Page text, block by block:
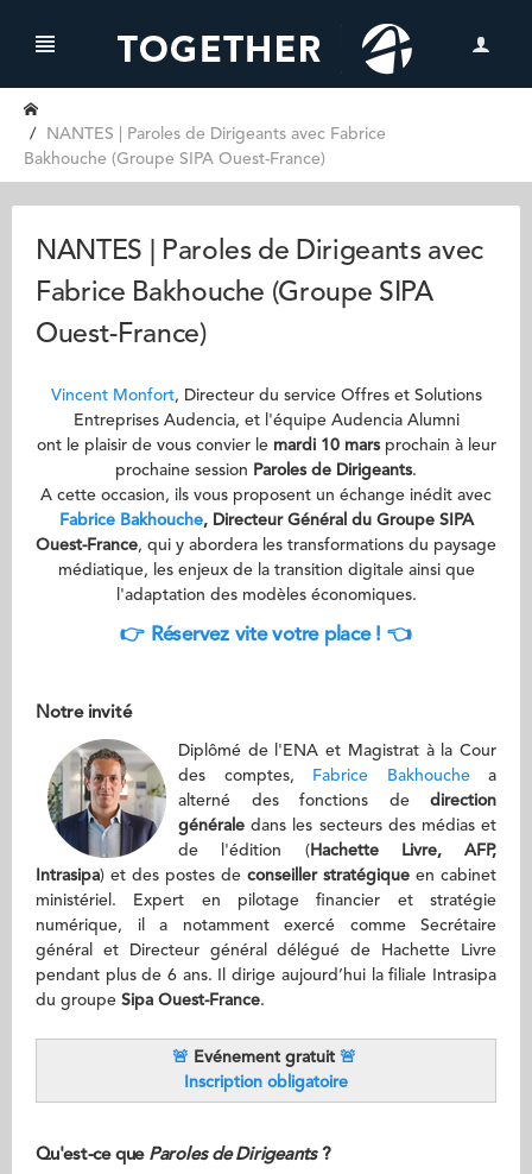
NANTES | Paroles de Dirigeants avec Fabrice
Bakhouche (Groupe SIPA Ouest-France)
NANTES | Paroles de Dirigeants avec
Fabrice Bakhouche (Groupe SIPA
Ouest-France)
Vincent Monfort, Directeur du service Offres et Solutions
Entreprises Audencia, et l'équipe Audencia Alumni
ont le plaisir de vous convier le mardi 10 marsprochain à leur
prochaine session Paroles de Dirigeants.
A cette occasion, ils vous proposent un échange inédit avec
Fabrice Bakhouche, Directeur Général du Groupe SIPA
Ouest-France, qui y abordera les transformations du paysage
médiatique, les enjeux de la transition digitale ainsi que
l'adaptation des modèles économiques.
👉 Réservez vite votre place ! 👈
Notre invité
Diplômé de l'ENA et Magistrat à la Cour
des comptes,
Fabrice Bakhouchea
alterné des fonctions de direction
générale dans les secteurs des médias et
de l'édition ( Hachette Livre, AFP,
Intrasipa) et des postes de conseiller stratégique en cabinet
ministériel. Expert en pilotage financier et stratégie
numérique, il a notamment exercé comme Secrétaire
général et Directeur général délégué de Hachette Livre
pendant plus de 6 ans. Il dirige aujourd’hui la filiale Intrasipa
du groupe Sipa Ouest-France.
🚨 Evénement gratuit 🚨
Inscription obligatoire
Qu'est-ce que Paroles de Dirigeants ?